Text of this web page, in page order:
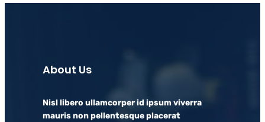
About Us
Nisl libero ullamcorper id ipsum viverra
mauris non pellentesque placerat